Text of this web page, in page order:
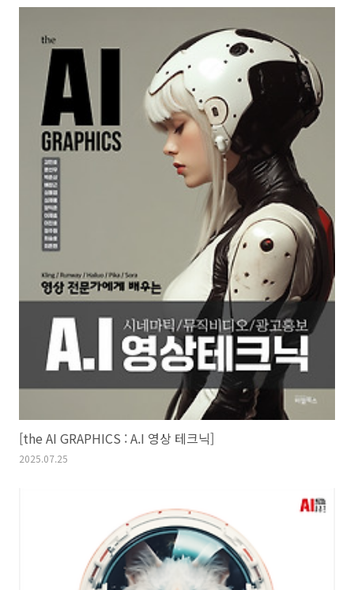
[the AI GRAPHICS : A.I 영상 테크닉]
2025.07.25